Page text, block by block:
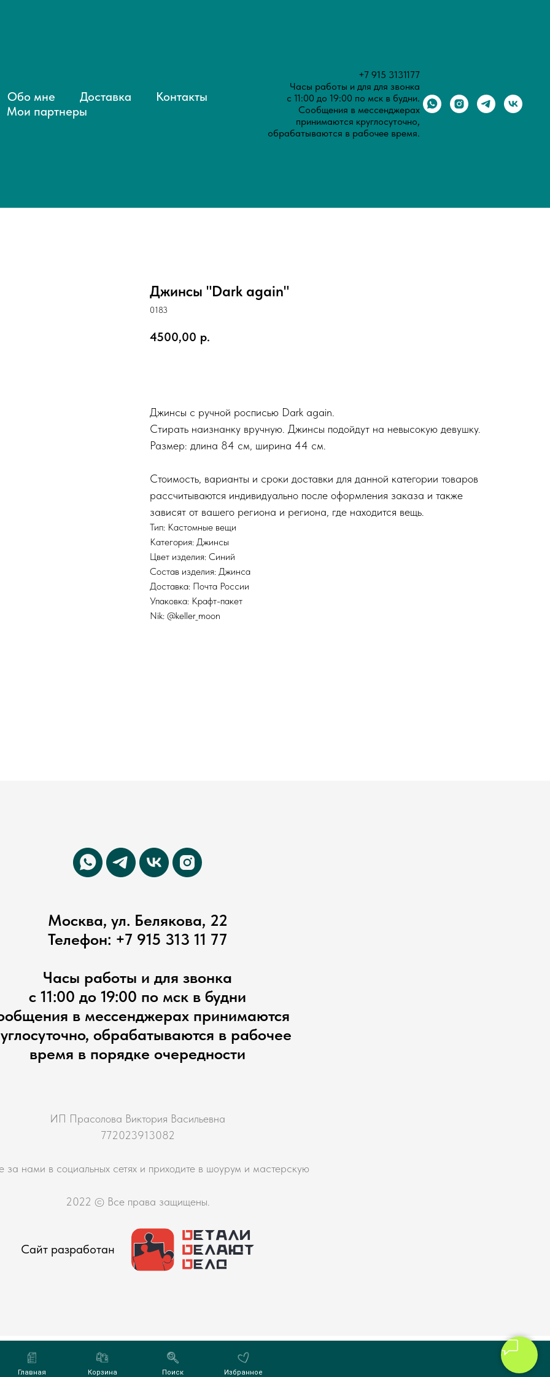
Обо мне Доставка
Контакты
Мои партнеры
+7 915 3131177
Часы работы и для для звонка
с 11:00 до 19:00 по мск в будни.
Сообщения в мессенджерах
принимаются круглосуточно,
обрабатываются в рабочее время.
Главная Корзина Поиск Избранное
Джинсы "Dark again"
0183
4500,00 р.
Джинсы с ручной росписью Dark again.
Стирать наизнанку вручную. Джинсы подойдут на невысокую девушку.
Размер: длина 84 см, ширина 44 см.
Стоимость, варианты и сроки доставки для данной категории товаров
рассчитываются индивидуально после оформления заказа и также
зависят от вашего региона и региона, где находится вещь.
Тип: Кастомные вещи
Категория: Джинсы
Цвет изделия: Синий
Состав изделия: Джинса
Доставка: Почта России
Упаковка: Крафт-пакет
Nik: @keller_moon
Москва, ул. Белякова, 22
Телефон: +7 915 313 11 77
Часы работы и для звонка
с 11:00 до 19:00 по мск в будни
в мессенджерах принимаются
обрабатываются в рабочее
время в порядке очередности
ИП Прасолова Виктория Васильевна
772023913082
за нами в социальных сетях и приходите в шоурум и мастерскую
2022 © Все права защищены.
Сайт разработан